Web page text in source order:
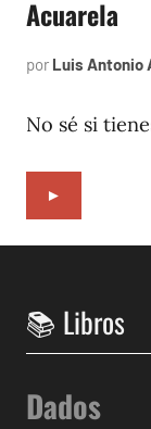
Acuarela
por Luis Antonio
No sé si
►
Dados